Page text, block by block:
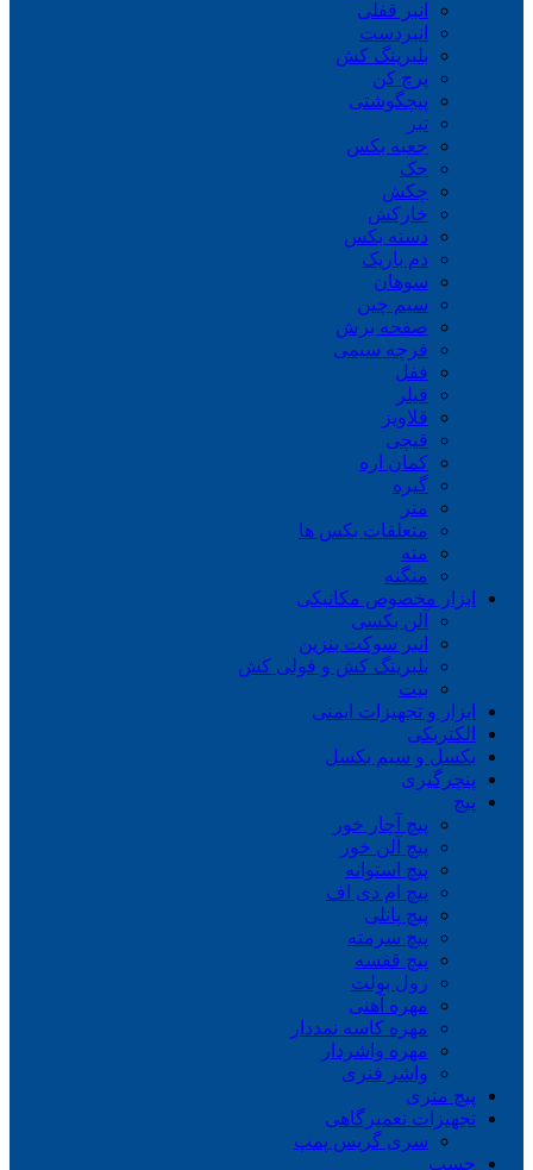
انبر قفلی
انبردست
بلبرینگ کش
پرچ کن
پیچگوشتی
تبر
جعبه بکس
جک
چکش
خارکش
دسته بکس
دم باریک
سوهان
سیم چین
صفحه برش
فرچه سیمی
ففل
فیلر
قلاویز
قیچی
کمان اره
گیره
متر
متعلقات بکس ها
مته
منگنه
ابزار مخصوص مکانیکی
آلن بکسی
انبر سوکت بنزین
بلبرینگ کش و فولی کش
بیت
ابزار و تجهیزات ایمنی
الکتریکی
بکسل و سیم بکسل
پنچرگیری
پیچ
پیچ آچار خور
پیچ آلن خور
پیچ استوانه
پیچ ام دی اف
پیچ پانلی
پیچ سرمته
پیچ قفسه
رول بولت
مهره آهنی
مهره کاسه نمددار
مهره واشردار
واشر فنری
پیچ متری
تجهیزات تعمیرگاهی
سری گریس پمپ
چسب